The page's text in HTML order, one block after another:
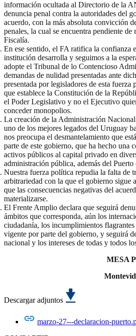
información ocultada al Directorio de la
denuncia penal contra la autoridades del
acuerdo, con la más absoluta convicción
penales, la cual se encuentra pendiente
Fiscalía.
En ese sentido, el FA ratifica la confianza
institución desarrolla y seguimos a la
adopte el Tribunal de lo Contencioso
demandas de nulidad presentadas ante
presentada por legisladores de esta fuerza
que establece la Constitución de la
el Poder Legislativo y no el Ejecutivo
conceder monopolios.
La creación de la Administración Nacional
uno de los mejores legados del Uruguay
nos preocupa el desmantelamiento que
parte de este gobierno, que ha hecho una
activos públicos al capital privado en
administración pública, además del
Nuestra fuerza política repudia la falta de
arbitrariedad con la que el gobierno sigue
que las consecuencias negativas del
materializarse.
El Frente Amplio declara que seguirá
ámbitos que corresponda, aún los
ciudadanía, los incumplimientos
vigente por parte del gobierno, y seguirá
nacional y los intereses de todas y todos
MESA
Descargar adjuntos
marzo-27---declaracion-